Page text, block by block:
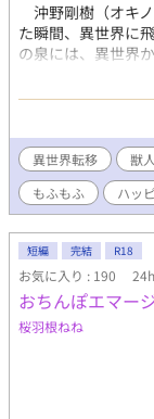
沖野剛樹（オキ
た瞬間、異世界
の泉には、異世界
究者・狼獣人の王
まず助手として
す。獣耳のついた
この世界では、魚
うもので生まれ
人公が受です。
からぼちぼち書い
落ちなどが重なっ
が、するつもりは
良さそうだなあと
た。 あちらで募
定です。何がどう
リンダー、しゃっ
レー、オムレツ
様、ありがとうご
したが、普通に
異世界転移 獣人
もふもふ
ハッ
短編 完結 R18
お気に入り : 190
おちんぽエマー
桜羽根ねね